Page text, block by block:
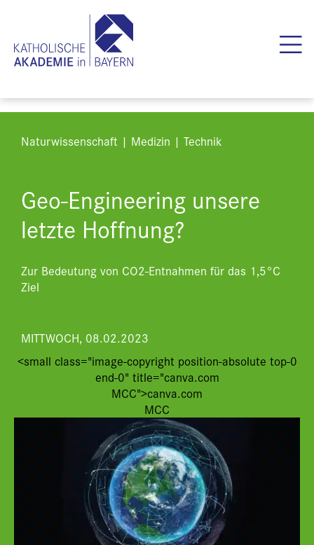
Naturwissenschaft | Medizin | Technik
Geo-Engineering unsere
letzte Hoffnung?
Zur Bedeutung von CO2-Entnahmen für das 1,5°C
Ziel
MITTWOCH, 08.02.2023
<small class="image-copyright position-absolute top-0
end-0" title="canva.com
MCC">canva.com
MCC